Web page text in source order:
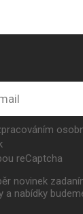
reCaptcha
novinek
a nabídky